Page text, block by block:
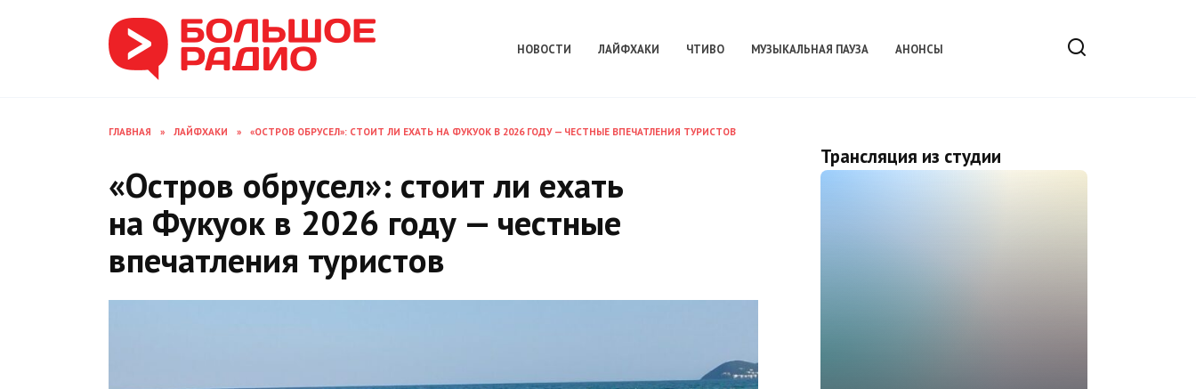
НОВОСТИ ЛАЙФХАКИ ЧТИВО МУЗЫКАЛЬНАЯ ПАУЗА АНОНСЫ
ГЛАВНАЯ » ЛАЙФХАКИ » «ОСТРОВ ОБРУСЕЛ»: СТОИТ ЛИ ЕХАТЬ НА ФУКУОК В 2026 ГОДУ — ЧЕСТНЫЕ ВПЕЧАТЛЕНИЯ ТУРИСТОВ
«Остров обрусел»: стоит ли ехать
на Фукуок в 2026 году — честные
впечатления туристов
Трансляция из студии